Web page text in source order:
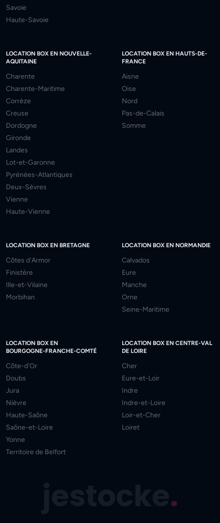
Savoie
Haute-Savoie
LOCATION BOX EN NOUVELLE-
AQUITAINE
Charente
Charente-Maritime
Corrèze
Creuse
Dordogne
Gironde
Landes
Lot-et-Garonne
Pyrénées-Atlantiques
Deux-Sèvres
Vienne
Haute-Vienne
LOCATION BOX EN HAUTS-DE-
FRANCE
Aisne
Oise
Nord
Pas-de-Calais
Somme
LOCATION BOX EN BRETAGNE
Côtes d'Armor
Finistère
Ille-et-Vilaine
Morbihan
LOCATION BOX EN NORMANDIE
Calvados
Eure
Manche
Orne
Seine-Maritime
LOCATION BOX EN
BOURGOGNE-FRANCHE-COMTÉ
Côte-d'Or
Doubs
Jura
Nièvre
Haute-Saône
Saône-et-Loire
Yonne
Territoire de Belfort
LOCATION BOX EN CENTRE-VAL
DE LOIRE
Cher
Eure-et-Loir
Indre
Indre-et-Loire
Loir-et-Cher
Loiret
.